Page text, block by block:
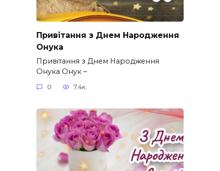
Привітання з Днем Народження
Онука
Привітання з Днем Народження
Онука Онук –
0 7.4к.